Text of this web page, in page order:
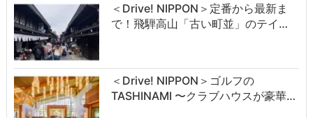
＜Drive! NIPPON＞定番から最新ま
で！飛騨高山「古い町並」のテイ…
＜Drive! NIPPON＞ゴルフの
TASHINAMI 〜クラブハウスが豪華…